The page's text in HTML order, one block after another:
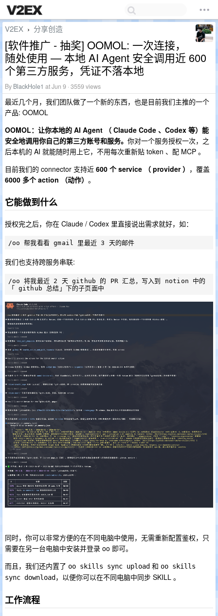
V2EX › 分享创造
[软件推广 - 抽奖] OOMOL: 一次连接，
随处使用 — 本地 AI Agent 安全调用近 600
个第三方服务，凭证不落本地
By BlackHole1 at Jun 9 · 3559 views
最近几个月，我们团队做了一个新的东西，也是目前我们主推的一个
产品: OOMOL
OOMOL：让你本地的 AI Agent （ Claude Code 、Codex 等）能
安全地调用你自己的第三方账号和服务。 你对一个服务授权一次，之
后本机的 AI 就能随时用上它，不用每次重新贴 token 、配 MCP 。
目前我们的 connector 支持近 600 个 service （ provider ） ，覆盖
6000 多个 action （动作） 。
它能做到什么
授权完之后，你在 Claude / Codex 里直接说出需求就好，如：
我们也支持跨服务串联:
/oo 将我最近 2 天 github 的 PR 汇总，写入到 notion 中的
同时，你可以非常方便的在不同电脑中使用，无需重新配置鉴权，只
需要在另一台电脑中安装并登录 oo 即可。
而且，我们还内置了 oo skills sync upload 和 oo skills
sync download ，以便你可以在不同电脑中同步 SKILL 。
工作流程